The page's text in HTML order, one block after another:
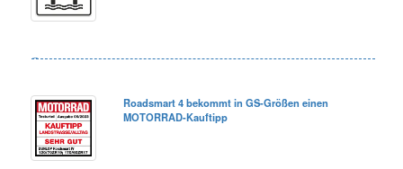
Roadsmart 4 bekommt in GS-Größen einen
MOTORRAD-Kauftipp